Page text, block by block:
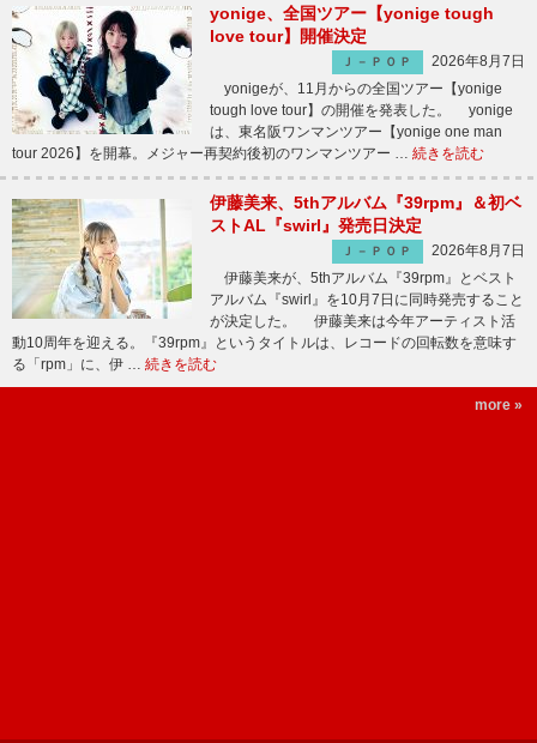
yonige、全国ツアー【yonige tough
love tour】開催決定
Ｊ－ＰＯＰ
2026年8月7日
yonigeが、11月からの全国ツアー【yonige
tough love tour】の開催を発表した。 yonige
は、東名阪ワンマンツアー【yonige one man
tour 2026】を開幕。メジャー再契約後初のワンマンツアー … 続きを読む
伊藤美来、5thアルバム『39rpm』＆初ベ
ストAL『swirl』発売日決定
Ｊ－ＰＯＰ
2026年8月7日
伊藤美来が、5thアルバム『39rpm』とベスト
アルバム『swirl』を10月7日に同時発売すること
が決定した。 伊藤美来は今年アーティスト活
動10周年を迎える。『39rpm』というタイトルは、レコードの回転数を意味す
る「rpm」に、伊 … 続きを読む
more »